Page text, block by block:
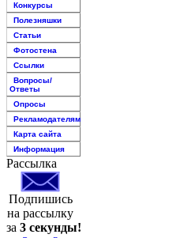
Конкурсы
Полезняшки
Статьи
Фотостена
Ссылки
Вопросы/
Ответы
Опросы
Рекламодателям
Карта сайта
Информация
Рассылка
Подпишись
на рассылку
за 3 секунды!